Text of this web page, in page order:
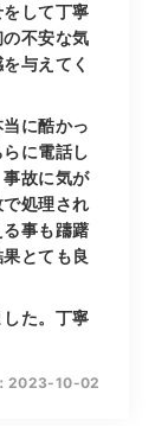
して丁寧
不安な気
与えてく
に酷かっ
に電話し
故に気が
処理され
事も躊躇
とても良
た。丁寧
2023-10-02